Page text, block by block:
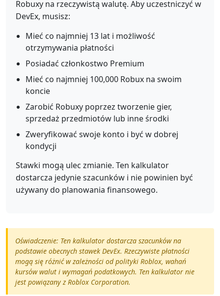
Robuxy na rzeczywistą walutę. Aby uczestniczyć w
DevEx, musisz:
Mieć co najmniej 13 lat i możliwość
otrzymywania płatności
Posiadać członkostwo Premium
Mieć co najmniej 100,000 Robux na swoim
koncie
Zarobić Robuxy poprzez tworzenie gier,
sprzedaż przedmiotów lub inne środki
Zweryfikować swoje konto i być w dobrej
kondycji
Stawki mogą ulec zmianie. Ten kalkulator
dostarcza jedynie szacunków i nie powinien być
używany do planowania finansowego.
Oświadczenie: Ten kalkulator dostarcza szacunków na
podstawie obecnych stawek DevEx. Rzeczywiste płatności
mogą się różnić w zależności od polityki Roblox, wahań
kursów walut i wymagań podatkowych. Ten kalkulator nie
jest powiązany z Roblox Corporation.